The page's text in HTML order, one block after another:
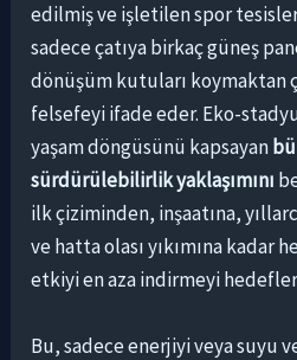
edilmiş ve işletilen spor
sadece çatıya birkaç güneş
dönüşüm kutuları koymaktan
felsefeyi ifade eder. Eko-
yaşam döngüsünü kapsayan
sürdürülebilirlik yaklaşımını
ilk çiziminden, inşaatına,
ve hatta olası yıkımına kadar
etkiyi en aza indirmeyi
Bu, sadece enerjiyi veya suyu